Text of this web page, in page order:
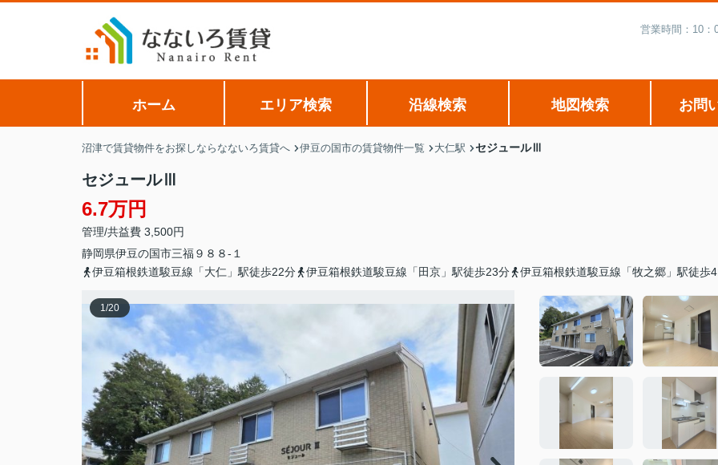
営業時間：10：
ホーム エリア検索 沿線検索 地図検索 お問
沼津で賃貸物件をお探しならなないろ賃貸へ 伊豆の国市の賃貸物件一覧 大仁駅 セジュールⅢ
セジュールⅢ
6.7万円
管理/共益費 3,500円
静岡県伊豆の国市三福９８８-１
伊豆箱根鉄道駿豆線「大仁」駅徒歩22分
伊豆箱根鉄道駿豆線「田京」駅徒歩23分 伊豆箱根鉄道駿豆線「牧之郷」駅徒歩
1/20